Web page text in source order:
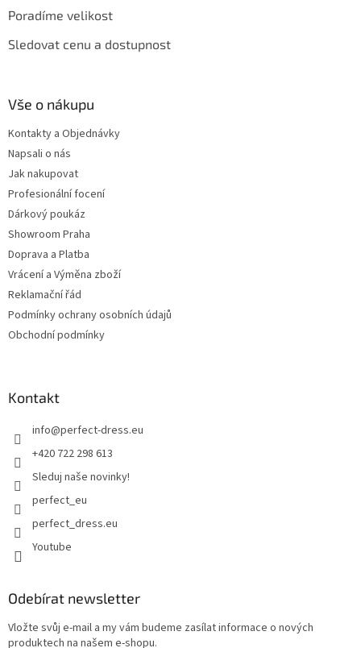
Poradíme velikost
Sledovat cenu a dostupnost
Vše o nákupu
Kontakty a Objednávky
Napsali o nás
Jak nakupovat
Profesionální focení
Dárkový poukáz
Showroom Praha
Doprava a Platba
Vrácení a Výměna zboží
Reklamační řád
Podmínky ochrany osobních údajů
Obchodní podmínky
Kontakt
info@perfect-dress.eu
+420 722 298 613
Sleduj naše novinky!
perfect_eu
perfect_dress.eu
Youtube
Odebírat newsletter
Vložte svůj e-mail a my vám budeme zasílat informace o nových
produktech na našem e-shopu.